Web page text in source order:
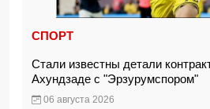
СПОРТ
Стали известны детали
Ахундзаде с "Эрзурумспором"
06 августа 2026